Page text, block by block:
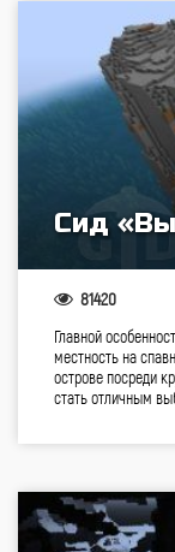
Сид
81420
Главной
местность на
острове посреди
стать отличным